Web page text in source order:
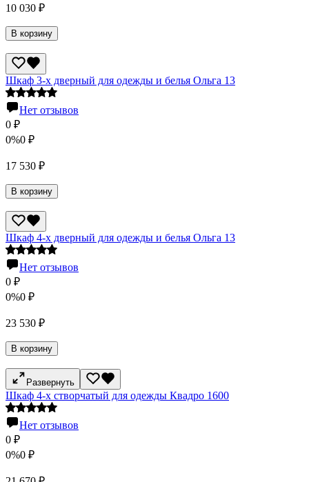
10 030 ₽
В корзину
Шкаф 3-х дверный для одежды и белья Ольга 13
Нет отзывов
0 ₽
0%0 ₽
17 530 ₽
В корзину
Шкаф 4-х дверный для одежды и белья Ольга 13
Нет отзывов
0 ₽
0%0 ₽
23 530 ₽
В корзину
Развернуть
Шкаф 4-х створчатый для одежды Квадро 1600
Нет отзывов
0 ₽
0%0 ₽